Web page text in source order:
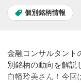
個別銘柄情報
金融コンサルタント
別銘柄の動向を解説
白幡玲美さん！今回